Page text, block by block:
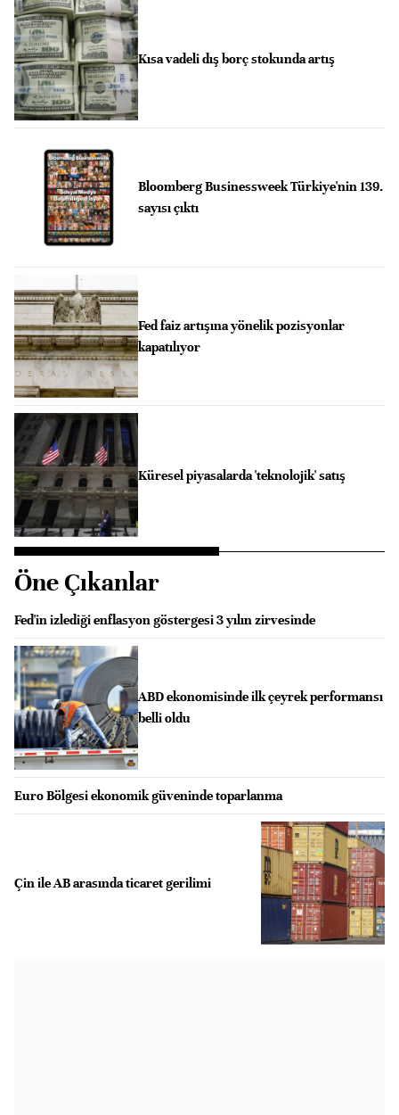
Kısa vadeli dış borç stokunda artış
Bloomberg Businessweek Türkiye'nin 139.
sayısı çıktı
Fed faiz artışına yönelik pozisyonlar
kapatılıyor
Küresel piyasalarda 'teknolojik' satış
Öne Çıkanlar
Fed'in izlediği enflasyon göstergesi 3 yılın zirvesinde
ABD ekonomisinde ilk çeyrek performansı
belli oldu
Euro Bölgesi ekonomik güveninde toparlanma
Çin ile AB arasında ticaret gerilimi